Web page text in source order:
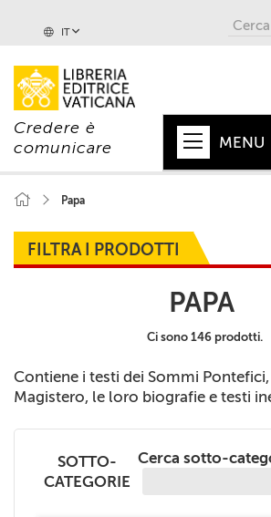
IT
Credere è
comunicare
MENU
PAPA
VATICANO
CHIESA
MONDO
COLLANE
RIVISTE
CEI
Papa
FILTRA I PRODOTTI
PAPA
Ci sono 146 prodotti.
Contiene i testi dei Sommi
Magistero, le loro biografie e testi
SOTTO-
CATEGORIE
Cerca sotto-